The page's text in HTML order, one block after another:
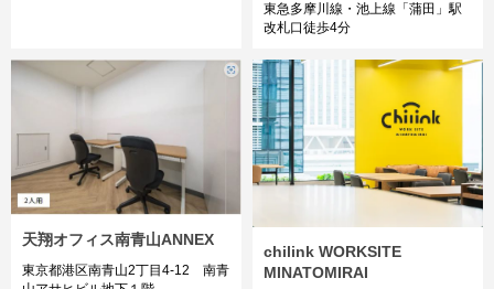
東急多摩川線・池上線「蒲田」駅
改札口徒歩4分
天翔オフィス南青山ANNEX
東京都港区南青山2丁目4-12 南青
chilink WORKSITE
MINATOMIRAI